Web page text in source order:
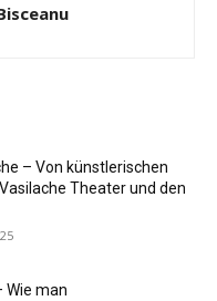
– Von künstlerischen
Theater und den
Wie man